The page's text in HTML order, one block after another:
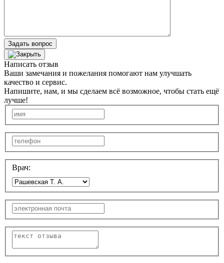
Задать вопрос
Написать отзыв
Ваши замечания и пожелания помогают нам улучшать
качество и сервис.
Напишите, нам, и мы сделаем всё возможное, чтобы стать ещё
лучше!
Врач: